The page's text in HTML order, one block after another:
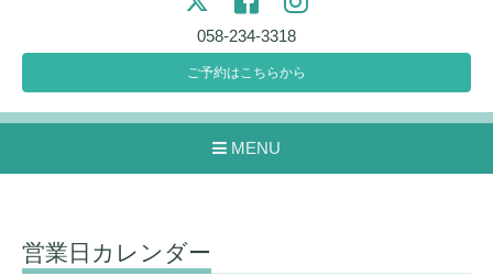
058-234-3318
ご予約はこちらから
MENU
営業日カレンダー